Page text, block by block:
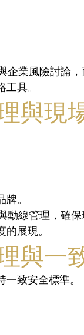
企業風險討論
具。
與現
。
動線管理，確
展現。
與一
致安全標準。